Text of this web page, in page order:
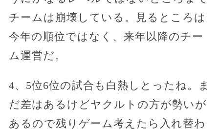
チームは崩壊している。見るところは
今年の順位ではなく、来年以降のチー
ム運営だ。
4、5位6位の試合も白熱しとったね。ま
だ差はあるけどヤクルトの方が勢いが
あるので残りゲーム考えたら入れ替わ